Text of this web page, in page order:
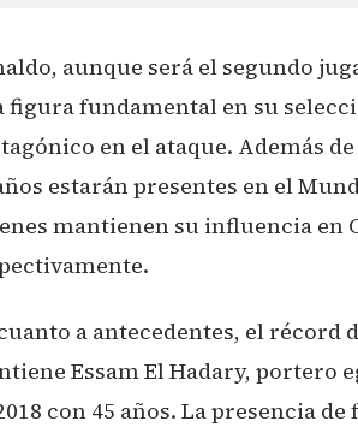
aunque será el segundo
figura fundamental en su
en el ataque. Además
estarán presentes en el
mantienen su influencia en
a antecedentes, el récord
Essam El Hadary, portero
con 45 años. La presencia